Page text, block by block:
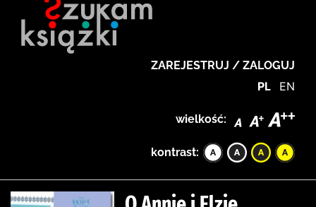
ZAREJESTRUJ / ZALOGUJ
PL EN
wielkość:
kontrast: